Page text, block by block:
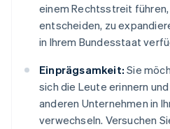
einem Rechtsstreit führen,
entscheiden, zu
in Ihrem Bundesstaat
Einprägsamkeit: Sie
sich die Leute erinnern
anderen Unternehmen in
verwechseln. Versuchen